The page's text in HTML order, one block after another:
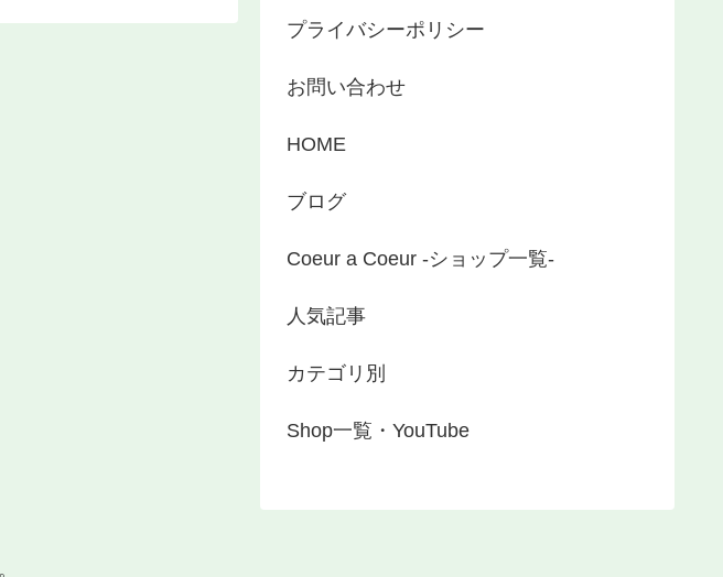
プライバシーポリシー
お問い合わせ
HOME
ブログ
Coeur a Coeur -ショップ一覧-
人気記事
カテゴリ別
Shop一覧・YouTube